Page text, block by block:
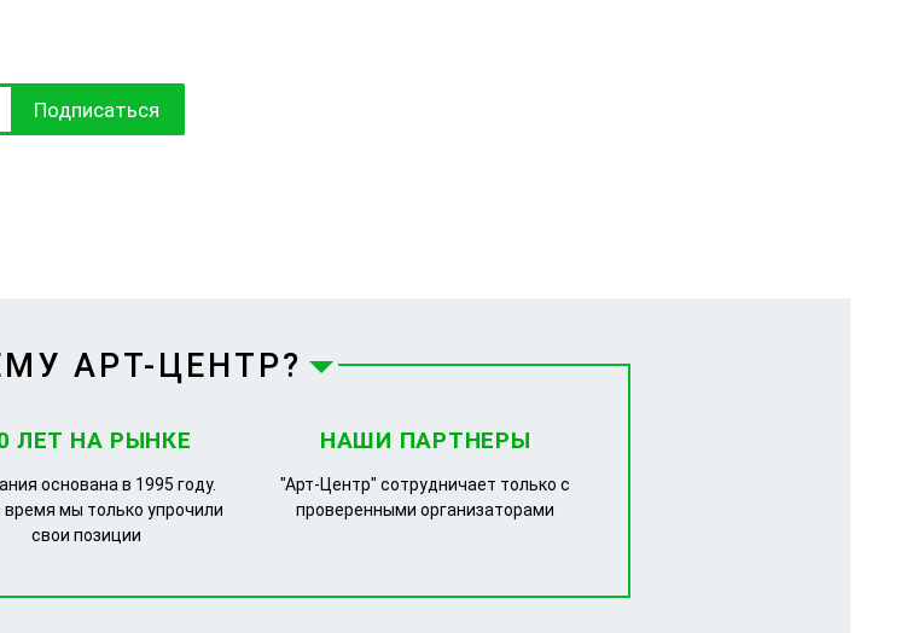
Подписаться
АРТ-ЦЕНТР?
ЛЕТ НА РЫНКЕ
основана в 1995 году.
время мы только упрочили
свои позиции
НАШИ ПАРТНЕРЫ
"Арт-Центр" сотрудничает только с
проверенными организаторами